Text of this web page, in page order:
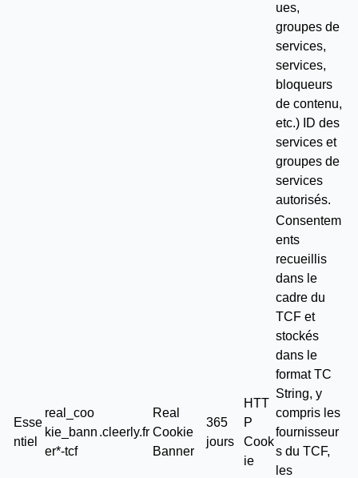
ues,
groupes de
services,
services,
bloqueurs
de contenu,
etc.) ID des
services et
groupes de
services
autorisés.
Esse
ntiel
real_coo
kie_bann
er*-tcf
.cleerly.fr
Real
Cookie
Banner
365
jours
HTT
P
Cook
ie
Consentem
ents
recueillis
dans le
cadre du
TCF et
stockés
dans le
format TC
String, y
compris les
fournisseur
s du TCF,
les